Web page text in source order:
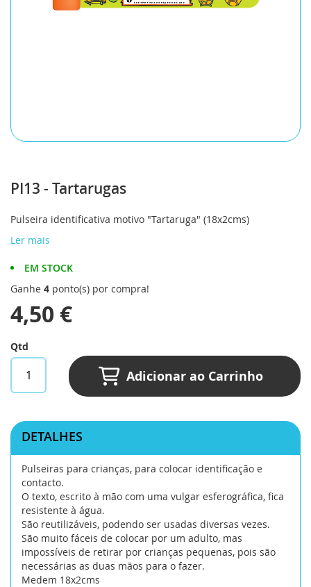
o
da
de
PI13 - Tartarugas
Pulseira identificativa motivo "Tartaruga" (18x2cms)
Ler mais
EM STOCK
Ganhe 4 ponto(s) por compra!
4,50 €
Qtd
Adicionar ao Carrinho
DETALHES
Pulseiras para crianças, para colocar identificação e
contacto.
O texto, escrito à mão com uma vulgar esferográfica, fica
resistente à água.
São reutilizáveis, podendo ser usadas diversas vezes.
São muito fáceis de colocar por um adulto, mas
impossíveis de retirar por crianças pequenas, pois são
necessárias as duas mãos para o fazer.
Medem 18x2cms